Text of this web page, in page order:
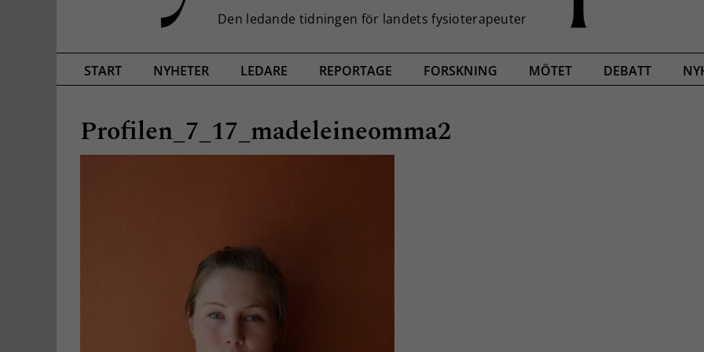
START NYHETER LEDARE REPORTAGE FORSKNING MÖTET DEBATT
Profilen_7_17_madeleineomma2